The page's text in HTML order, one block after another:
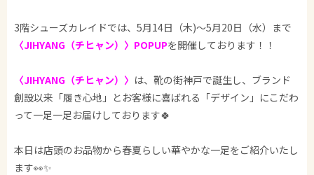
3階シューズカレイドでは、5月14日（木)～5月20日（水）まで
〈JIHYANG（チヒャン）〉POPUPを開催しております！！
〈JIHYANG（チヒャン）〉 は、靴の街神戸で誕生し、ブランド
創設以来「履き心地」とお客様に喜ばれる「デザイン」にこだわ
って一足一足お届けしております🍀
本日は店頭のお品物から春夏らしい華やかな一足をご紹介いたし
ます👀✨